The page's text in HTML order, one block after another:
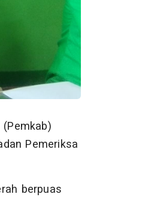
Pemeriksa
berpuas